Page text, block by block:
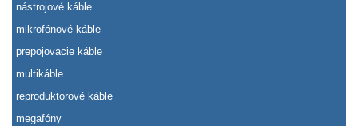
nástrojové káble
mikrofónové káble
prepojovacie káble
multikáble
reproduktorové káble
megafóny